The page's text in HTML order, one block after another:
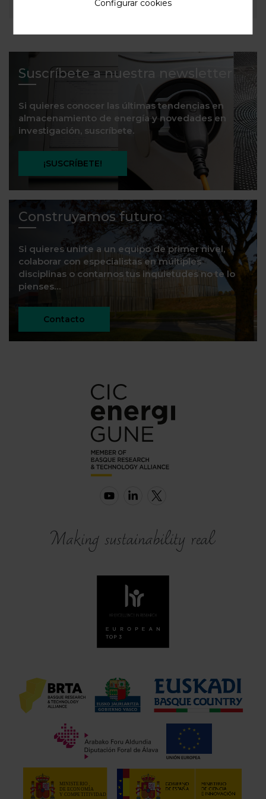
Suscríbete a nuestra newsletter
Si quieres conocer las últimas tendencias en
almacenamiento de energía y novedades en
investigación, suscríbete.
¡SUSCRÍBETE!
Construyamos futuro
Si quieres unirte a un equipo de primer nivel,
colaborar con especialistas en múltiples
disciplinas o contarnos tus inquietudes no te lo
pienses…
Contacto
Configurar cookies